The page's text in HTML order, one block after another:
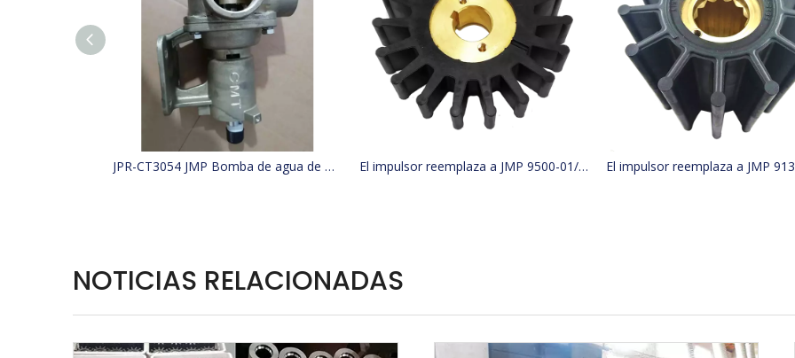
JPR-CT3054 JMP Bomba de agua de mar para barco de refrigeración reemplaza 4255411, 425-5411, Jabsco 29630-1301S, W100000 El impulsor reemplaza a JMP 9500-01/JABSCO 15780-0000/JOHNSON 15299-1000
NOTICIAS RELACIONADAS